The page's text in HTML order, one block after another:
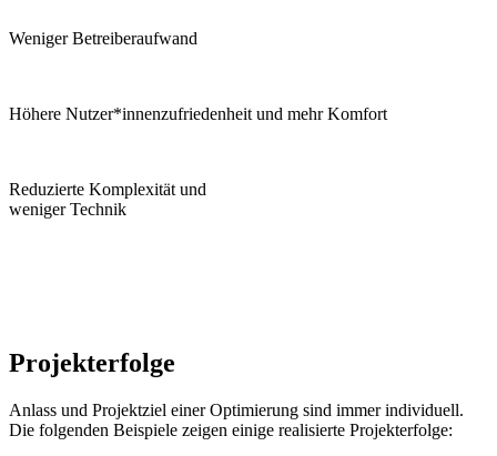
Weniger Betreiberaufwand
Höhere Nutzer*innenzufriedenheit und mehr Komfort
Reduzierte Komplexität und
weniger Technik
Projekterfolge
Anlass und Projektziel einer Optimierung sind immer individuell.
Die folgenden Beispiele zeigen einige realisierte Projekterfolge: